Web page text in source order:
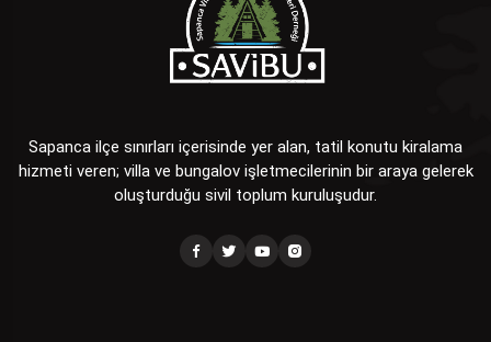
Sapanca ilçe sınırları içerisinde yer alan, tatil konutu kiralama
hizmeti veren; villa ve bungalov işletmecilerinin bir araya gelerek
oluşturduğu sivil toplum kuruluşudur.